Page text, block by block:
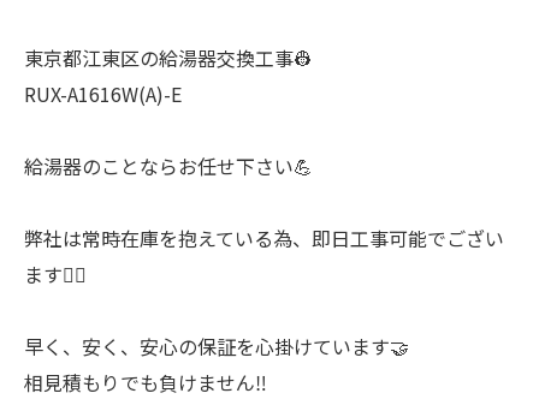
東京都江東区の給湯器交換工事👷
RUX-A1616W(A)-E
給湯器のことならお任せ下さい💪
弊社は常時在庫を抱えている為、即日工事可能でござい
ます🙆‍♂️
早く、安く、安心の保証を心掛けています🤝
相見積もりでも負けません‼️